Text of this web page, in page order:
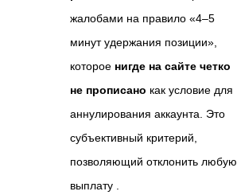
жалобами на правило «4–5
минут удержания позиции»,
которое нигде на сайте четко
не прописано как условие для
аннулирования аккаунта. Это
субъективный критерий,
позволяющий отклонить любую
выплату .